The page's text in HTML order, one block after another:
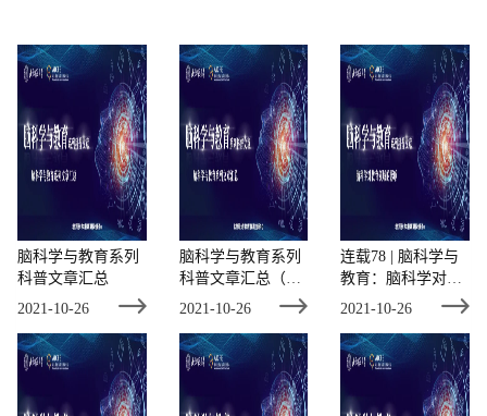
脑科学与教育系列
科普文章汇总
2021-10-26
脑科学与教育系列
科普文章汇总（附
阅读链接）
2021-10-26
连载78 | 脑科学与
教育：脑科学对教
育领域的影响
2021-10-26